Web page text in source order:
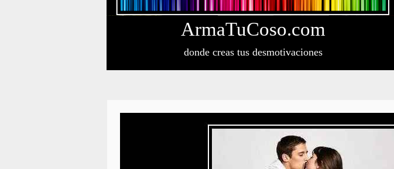
ArmaTuCoso.com
donde creas tus desmotivaciones